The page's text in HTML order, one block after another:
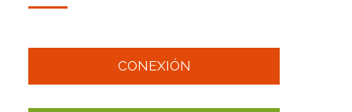
CONEXIÓN